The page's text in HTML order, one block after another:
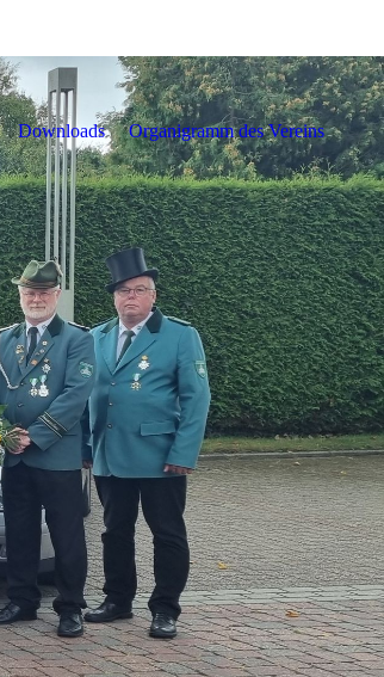
Downloads Organigramm des Vereins